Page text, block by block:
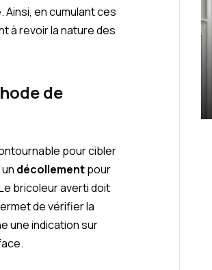
Ainsi, en cumulant ces
à revoir la nature des
de
pour cibler
décollementpour
bricoleur averti doit
de vérifier la
une indication sur